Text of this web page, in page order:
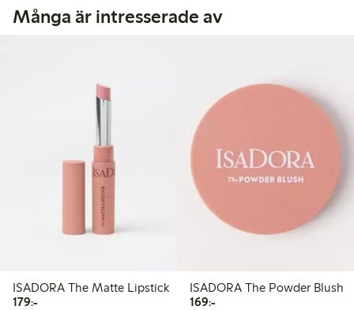
Många är intresserade av
ISADORA The Matte Lipstick
179:-179,00 kr
ISADORA The Powder Blush
169:-169,00 kr